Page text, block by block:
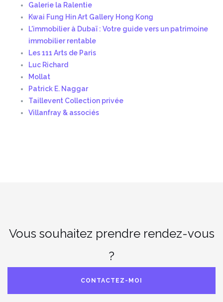
Galerie la Ralentie
Kwai Fung Hin Art Gallery Hong Kong
L'immobilier à Dubaï : Votre guide vers un patrimoine
immobilier rentable
Les 111 Arts de Paris
Luc Richard
Mollat
Patrick E. Naggar
Taillevent Collection privée
Villanfray & associés
Vous souhaitez prendre rendez-vous
?
CONTACTEZ-MOI